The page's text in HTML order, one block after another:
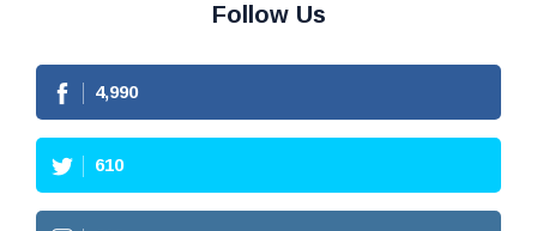
Follow Us
4,990
610